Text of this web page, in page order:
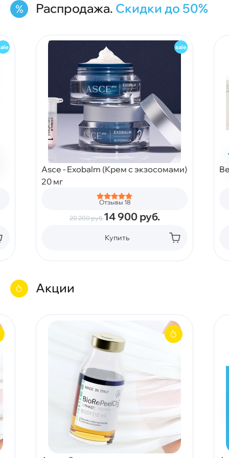
Распродажа. Скидки до 50%
Asce - Exobalm (Крем с экзосомами)
20 мг
Отзывы 18
20 200руб.14 900 руб.
Купить
Акции